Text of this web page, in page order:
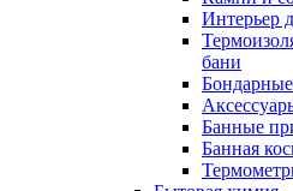
Интерьер
бани
Банные
Банная